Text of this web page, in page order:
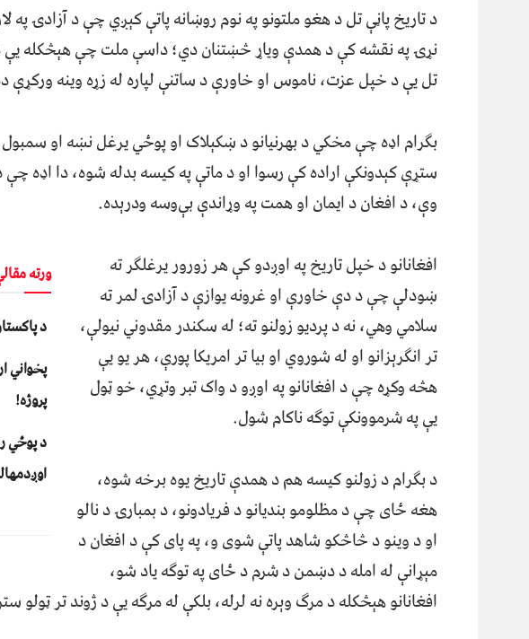
د تاریخ پاڼې تل د هغو ملتونو په نوم روښانه پاتې کېږي چې د آزادۍ په
نړۍ په نقشه کې د همدې ویاړ څښتنان دي؛ داسې ملت چې هېڅکله یې
تل یې د خپل عزت، ناموس او خاورې د ساتنې لپاره له زړه وینه ورکړې
بګرام اډه چې مخکي د بهرنیانو د ښکېلاک او پوځي یرغل نښه او سمبول
ستړې کېدونکې اراده کې رسوا او د ماتې په کیسه بدله شوه، دا اډه
وې، د افغان د ایمان او همت په وړاندې بې‌وسه ودرېده.
ورته
د
پخواني
پروژه!
د پوځي
افغانانو د خپل تاریخ په اوږدو کې هر زورور یرغلګر ته
ښودلې چې د دې خاورې او غرونه یوازې د آزادۍ لمر ته
سلامي وهي، نه د پردیو زولنو ته؛ له سکندر مقدوني نیولې،
تر انګرېزانو او له شوروي او بیا تر امریکا پورې، هر یو یې
هڅه وکړه چې د افغانانو په اوږو د واک تبر وتړي، خو ټول
یې په شرموونکې توګه ناکام شول.
د بګرام د زولنو کیسه هم د همدې تاریخ یوه برخه شوه،
هغه ځای چې د مظلومو بندیانو د فریادونو، د بمبارۍ د نالو
او د وینو د څاڅکو شاهد پاتې شوی و، په پای کې د افغان د
مېړانې له امله د دښمن د شرم د ځای په توګه یاد شو،
افغانانو هېڅکله د مرګ وېره نه لرله، بلکې له مرګه یې د ژوند تر ټولو